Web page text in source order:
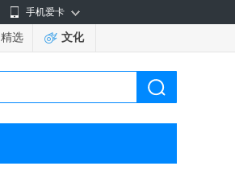
手机爱卡
精选 文化